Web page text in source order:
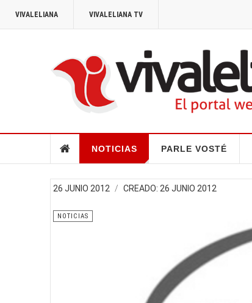
VIVALELIANA VIVALELIANA TV
NOTICIAS PARLE VOSTÉ
26 JUNIO 2012 CREADO: 26 JUNIO 2012
NOTICIAS